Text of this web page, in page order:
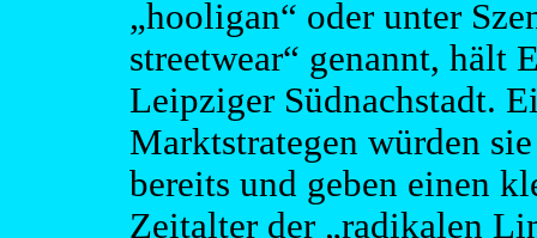
„hooligan“ oder unter
streetwear“ genannt, hält
Leipziger Südnachstadt.
Marktstrategen würden
bereits und geben einen
Zeitalter der „radikalen